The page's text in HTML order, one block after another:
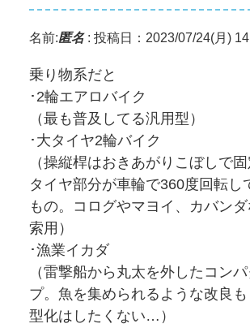
名前:匿名: 投稿日：2023/07/24(月)
乗り物系だと
･2輪エアロバイク
（最も普及してる汎用型）
･大タイヤ2輪バイク
（操縦桿はおきあがりこぼしで固
タイヤ部分が車輪で360度回転し
もの。コログやマヨイ、カバン
索用）
･漁業イカダ
（雷撃船から丸太を外したコン
プ。魚を集められるような改良
型化はしたくない…）